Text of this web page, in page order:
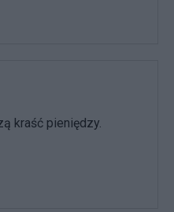
kraść pieniędzy.